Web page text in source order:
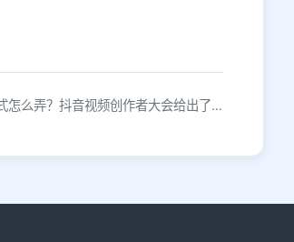
下一篇：抖音图文模式怎么弄？抖音视频创作者大会给出了回答！